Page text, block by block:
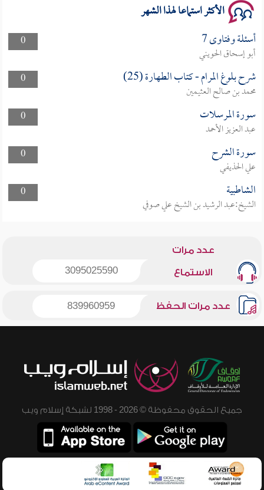
الأكثر استماعا لهذا الشهر
0 أسئلة وفتاوى 7
أبو إسحاق الحويني
0
شرح بلوغ المرام - كتاب الطهارة (25)
محمد بن صالح العثيمين
0
سورة المرسلات
عبد العزيز الأحمد
0
سورة الشرح
علي الحذيفي
0
الشاطبية
الشيخ:عبد الرشيد بن الشيخ علي صوفي
عدد مرات
الاستماع 3095025590
عدد مرات الحفظ 839960959
جميع الحقوق محفوظة © 2026 - 1998 لشبكة إسلام ويب